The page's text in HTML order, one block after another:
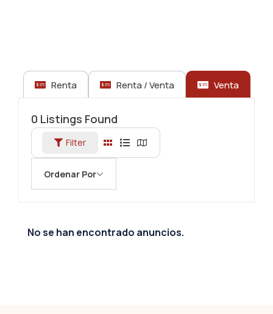
Renta Renta / Venta Venta
0 Listings Found
Filter
Ordenar Por
No se han encontrado anuncios.